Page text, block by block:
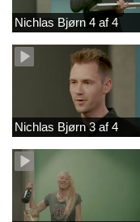
Nichlas Bjørn 4 af 4
Nichlas Bjørn 3 af 4